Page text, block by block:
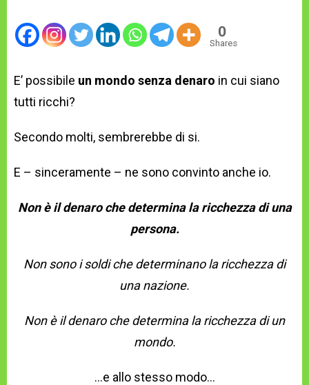
0
Shares
E’ possibile un mondo senza denaro in cui siano
tutti ricchi?
Secondo molti, sembrerebbe di si.
E – sinceramente – ne sono convinto anche io.
Non è il denaro che determina la ricchezza di una
persona.
Non sono i soldi che determinano la ricchezza di
una nazione.
Non è il denaro che determina la ricchezza di un
mondo.
…e allo stesso modo…